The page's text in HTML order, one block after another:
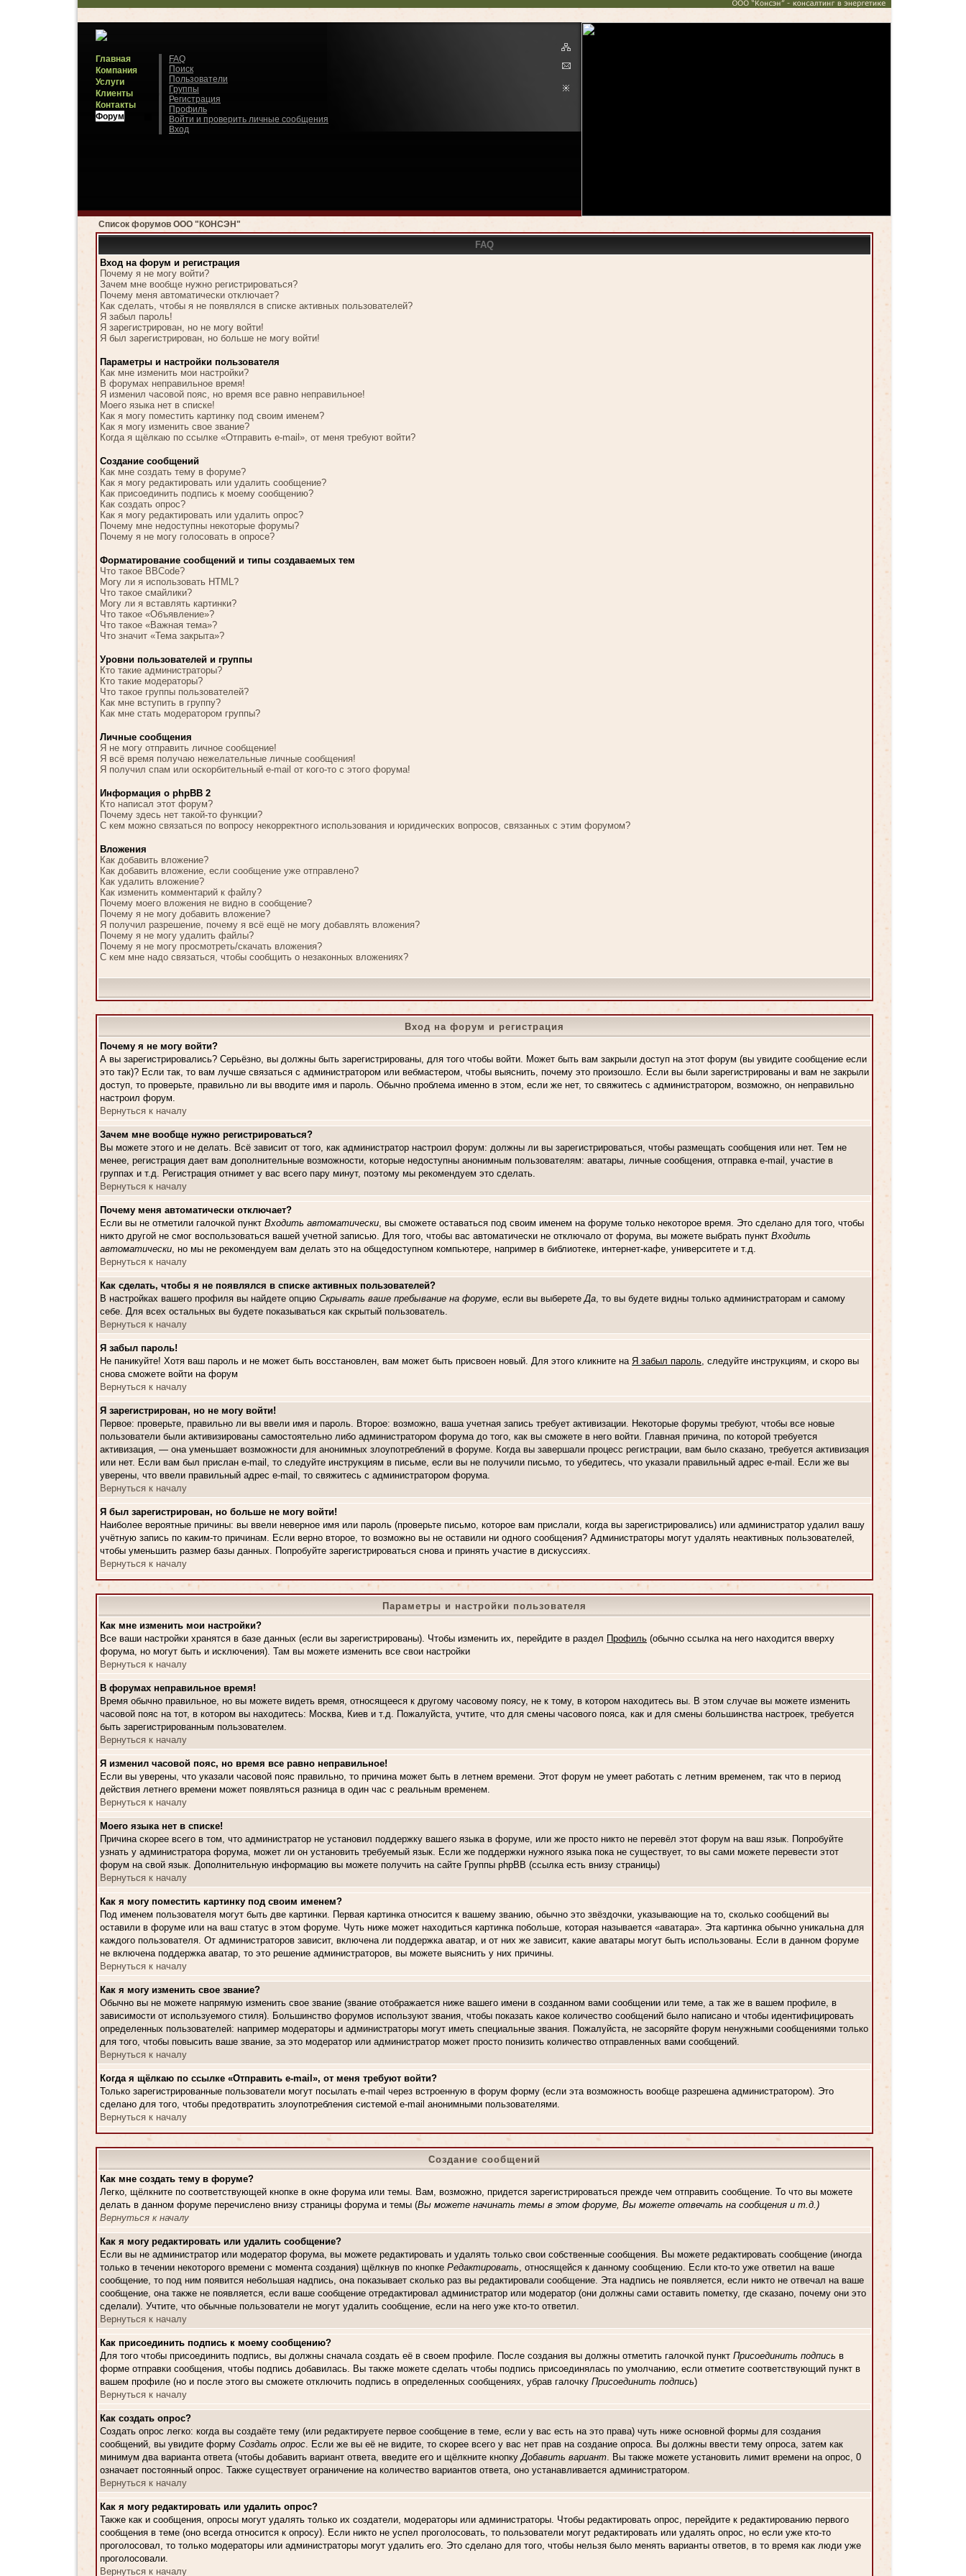
Главная
Компания
Услуги
Клиенты
Контакты
Форум
FAQ
Поиск
Пользователи
Группы
Регистрация
Профиль
Войти и проверить личные сообщения
Вход
Список форумов ООО "КОНСЭН"
FAQ
Вход на форум и регистрация
Почему я не могу войти?
Зачем мне вообще нужно регистрироваться?
Почему меня автоматически отключает?
Как сделать, чтобы я не появлялся в списке активных пользователей?
Я забыл пароль!
Я зарегистрирован, но не могу войти!
Я был зарегистрирован, но больше не могу войти!
Параметры и настройки пользователя
Как мне изменить мои настройки?
В форумах неправильное время!
Я изменил часовой пояс, но время все равно неправильное!
Моего языка нет в списке!
Как я могу поместить картинку под своим именем?
Как я могу изменить свое звание?
Когда я щёлкаю по ссылке «Отправить e-mail», от меня требуют войти?
Создание сообщений
Как мне создать тему в форуме?
Как я могу редактировать или удалить сообщение?
Как присоединить подпись к моему сообщению?
Как создать опрос?
Как я могу редактировать или удалить опрос?
Почему мне недоступны некоторые форумы?
Почему я не могу голосовать в опросе?
Форматирование сообщений и типы создаваемых тем
Что такое BBCode?
Могу ли я использовать HTML?
Что такое смайлики?
Могу ли я вставлять картинки?
Что такое «Объявление»?
Что такое «Важная тема»?
Что значит «Тема закрыта»?
Уровни пользователей и группы
Кто такие администраторы?
Кто такие модераторы?
Что такое группы пользователей?
Как мне вступить в группу?
Как мне стать модератором группы?
Личные сообщения
Я не могу отправить личное сообщение!
Я всё время получаю нежелательные личные сообщения!
Я получил спам или оскорбительный e-mail от кого-то с этого форума!
Информация о phpBB 2
Кто написал этот форум?
Почему здесь нет такой-то функции?
С кем можно связаться по вопросу некорректного использования и юридических вопросов, связанных с этим форумом?
Вложения
Как добавить вложение?
Как добавить вложение, если сообщение уже отправлено?
Как удалить вложение?
Как изменить комментарий к файлу?
Почему моего вложения не видно в сообщение?
Почему я не могу добавить вложение?
Я получил разрешение, почему я всё ещё не могу добавлять вложения?
Почему я не могу удалить файлы?
Почему я не могу просмотреть/скачать вложения?
С кем мне надо связаться, чтобы сообщить о незаконных вложениях?
Вход на форум и регистрация
Почему я не могу войти?
А вы зарегистрировались? Серьёзно, вы должны быть зарегистрированы, для того чтобы войти. Может быть вам закрыли доступ на этот форум (вы увидите сообщение если
это так)? Если так, то вам лучше связаться с администратором или вебмастером, чтобы выяснить, почему это произошло. Если вы были зарегистрированы и вам не закрыли
доступ, то проверьте, правильно ли вы вводите имя и пароль. Обычно проблема именно в этом, если же нет, то свяжитесь с администратором, возможно, он неправильно
настроил форум.
Вернуться к началу
Зачем мне вообще нужно регистрироваться?
Вы можете этого и не делать. Всё зависит от того, как администратор настроил форум: должны ли вы зарегистрироваться, чтобы размещать сообщения или нет. Тем не
менее, регистрация дает вам дополнительные возможности, которые недоступны анонимным пользователям: аватары, личные сообщения, отправка e-mail, участие в
группах и т.д. Регистрация отнимет у вас всего пару минут, поэтому мы рекомендуем это сделать.
Вернуться к началу
Почему меня автоматически отключает?
Если вы не отметили галочкой пункт Входить автоматически, вы сможете оставаться под своим именем на форуме только некоторое время. Это сделано для того, чтобы
никто другой не смог воспользоваться вашей учетной записью. Для того, чтобы вас автоматически не отключало от форума, вы можете выбрать пункт Входить
автоматически, но мы не рекомендуем вам делать это на общедоступном компьютере, например в библиотеке, интернет-кафе, университете и т.д.
Вернуться к началу
Как сделать, чтобы я не появлялся в списке активных пользователей?
В настройках вашего профиля вы найдете опцию Скрывать ваше пребывание на форуме, если вы выберетеДа, то вы будете видны только администраторам и самому
себе. Для всех остальных вы будете показываться как скрытый пользователь.
Вернуться к началу
Я забыл пароль!
Не паникуйте! Хотя ваш пароль и не может быть восстановлен, вам может быть присвоен новый. Для этого кликните на Я забыл пароль, следуйте инструкциям, и скоро вы
снова сможете войти на форум
Вернуться к началу
Я зарегистрирован, но не могу войти!
Первое: проверьте, правильно ли вы ввели имя и пароль. Второе: возможно, ваша учетная запись требует активизации. Некоторые форумы требуют, чтобы все новые
пользователи были активизированы самостоятельно либо администратором форума до того, как вы сможете в него войти. Главная причина, по которой требуется
активизация, — она уменьшает возможности для анонимных злоупотреблений в форуме. Когда вы завершали процесс регистрации, вам было сказано, требуется активизация
или нет. Если вам был прислан e-mail, то следуйте инструкциям в письме, если вы не получили письмо, то убедитесь, что указали правильный адрес e-mail. Если же вы
уверены, что ввели правильный адрес e-mail, то свяжитесь с администратором форума.
Вернуться к началу
Я был зарегистрирован, но больше не могу войти!
Наиболее вероятные причины: вы ввели неверное имя или пароль (проверьте письмо, которое вам прислали, когда вы зарегистрировались) или администратор удалил вашу
учётную запись по каким-то причинам. Если верно второе, то возможно вы не оставили ни одного сообщения? Администраторы могут удалять неактивных пользователей,
чтобы уменьшить размер базы данных. Попробуйте зарегистрироваться снова и принять участие в дискуссиях.
Вернуться к началу
Параметры и настройки пользователя
Как мне изменить мои настройки?
Все ваши настройки хранятся в базе данных (если вы зарегистрированы). Чтобы изменить их, перейдите в раздел Профиль (обычно ссылка на него находится вверху
форума, но могут быть и исключения). Там вы можете изменить все свои настройки
Вернуться к началу
В форумах неправильное время!
Время обычно правильное, но вы можете видеть время, относящееся к другому часовому поясу, не к тому, в котором находитесь вы. В этом случае вы можете изменить
часовой пояс на тот, в котором вы находитесь: Москва, Киев и т.д. Пожалуйста, учтите, что для смены часового пояса, как и для смены большинства настроек, требуется
быть зарегистрированным пользователем.
Вернуться к началу
Я изменил часовой пояс, но время все равно неправильное!
Если вы уверены, что указали часовой пояс правильно, то причина может быть в летнем времени. Этот форум не умеет работать с летним временем, так что в период
действия летнего времени может появляться разница в один час с реальным временем.
Вернуться к началу
Моего языка нет в списке!
Причина скорее всего в том, что администратор не установил поддержку вашего языка в форуме, или же просто никто не перевёл этот форум на ваш язык. Попробуйте
узнать у администратора форума, может ли он установить требуемый язык. Если же поддержки нужного языка пока не существует, то вы сами можете перевести этот
форум на свой язык. Дополнительную информацию вы можете получить на сайте Группы phpBB (ссылка есть внизу страницы)
Вернуться к началу
Как я могу поместить картинку под своим именем?
Под именем пользователя могут быть две картинки. Первая картинка относится к вашему званию, обычно это звёздочки, указывающие на то, сколько сообщений вы
оставили в форуме или на ваш статус в этом форуме. Чуть ниже может находиться картинка побольше, которая называется «аватара». Эта картинка обычно уникальна для
каждого пользователя. От администраторов зависит, включена ли поддержка аватар, и от них же зависит, какие аватары могут быть использованы. Если в данном форуме
не включена поддержка аватар, то это решение администраторов, вы можете выяснить у них причины.
Вернуться к началу
Как я могу изменить свое звание?
Обычно вы не можете напрямую изменить свое звание (звание отображается ниже вашего имени в созданном вами сообщении или теме, а так же в вашем профиле, в
зависимости от используемого стиля). Большинство форумов используют звания, чтобы показать какое количество сообщений было написано и чтобы идентифицировать
определенных пользователей: например модераторы и администраторы могут иметь специальные звания. Пожалуйста, не засоряйте форум ненужными сообщениями только
для того, чтобы повысить ваше звание, за это модератор или администратор может просто понизить количество отправленных вами сообщений.
Вернуться к началу
Когда я щёлкаю по ссылке «Отправить e-mail», от меня требуют войти?
Только зарегистрированные пользователи могут посылать e-mail через встроенную в форум форму (если эта возможность вообще разрешена администратором). Это
сделано для того, чтобы предотвратить злоупотребления системой e-mail анонимными пользователями.
Вернуться к началу
Создание сообщений
Как мне создать тему в форуме?
Легко, щёлкните по соответствующей кнопке в окне форума или темы. Вам, возможно, придется зарегистрироваться прежде чем отправить сообщение. То что вы можете
делать в данном форуме перечислено внизу страницы форума и темы (Вы можете начинать темы в этом форуме, Вы можете отвечать на сообщения и т.д. )
Вернуться к началу
Как я могу редактировать или удалить сообщение?
Если вы не администратор или модератор форума, вы можете редактировать и удалять только свои собственные сообщения. Вы можете редактировать сообщение (иногда
только в течении некоторого времени с момента создания) щёлкнув по кнопке Редактировать, относящейся к данному сообщению. Если кто-то уже ответил на ваше
сообщение, то под ним появится небольшая надпись, она показывает сколько раз вы редактировали сообщение. Эта надпись не появляется, если никто не отвечал на ваше
сообщение, она также не появляется, если ваше сообщение отредактировал администратор или модератор (они должны сами оставить пометку, где сказано, почему они это
сделали). Учтите, что обычные пользователи не могут удалить сообщение, если на него уже кто-то ответил.
Вернуться к началу
Как присоединить подпись к моему сообщению?
Для того чтобы присоединить подпись, вы должны сначала создать её в своем профиле. После создания вы должны отметить галочкой пункт Присоединить подпись в
форме отправки сообщения, чтобы подпись добавилась. Вы также можете сделать чтобы подпись присоединялась по умолчанию, если отметите соответствующий пункт в
вашем профиле (но и после этого вы сможете отключить подпись в определенных сообщениях, убрав галочку Присоединить подпись)
Вернуться к началу
Как создать опрос?
Создать опрос легко: когда вы создаёте тему (или редактируете первое сообщение в теме, если у вас есть на это права) чуть ниже основной формы для создания
сообщений, вы увидите форму Создать опрос. Если же вы её не видите, то скорее всего у вас нет прав на создание опроса. Вы должны ввести тему опроса, затем как
минимум два варианта ответа (чтобы добавить вариант ответа, введите его и щёлкните кнопкуДобавить вариант. Вы также можете установить лимит времени на опрос, 0
означает постоянный опрос. Также существует ограничение на количество вариантов ответа, оно устанавливается администратором.
Вернуться к началу
Как я могу редактировать или удалить опрос?
Также как и сообщения, опросы могут удалять только их создатели, модераторы или администраторы. Чтобы редактировать опрос, перейдите к редактированию первого
сообщения в теме (оно всегда относится к опросу). Если никто не успел проголосовать, то пользователи могут редактировать или удалять опрос, но если уже кто-то
проголосовал, то только модераторы или администраторы могут удалить его. Это сделано для того, чтобы нельзя было менять варианты ответов, в то время как люди уже
проголосовали.
Вернуться к началу